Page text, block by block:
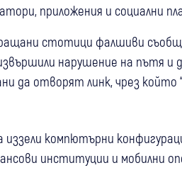
приложения и социални
стотици фалшиви
нарушение на пътя и
да отворят линк, чрез който
компютърни
институции и мобилни